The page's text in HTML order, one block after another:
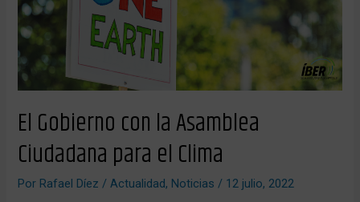
El Gobierno con la Asamblea
Ciudadana para el Clima
Por Rafael Díez/Actualidad, Noticias / 12 julio, 2022
para
el
Clima